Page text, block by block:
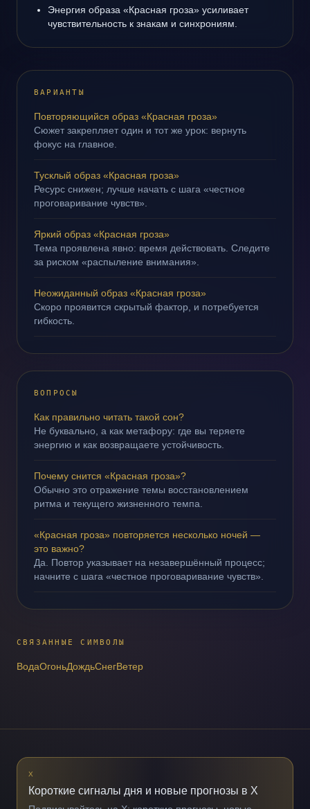
Энергия образа «Красная гроза» усиливает
чувствительность к знакам и синхрониям.
ВАРИАНТЫ
Повторяющийся образ «Красная гроза»
Сюжет закрепляет один и тот же урок: вернуть
фокус на главное.
Тусклый образ «Красная гроза»
Ресурс снижен; лучше начать с шага «честное
проговаривание чувств».
Яркий образ «Красная гроза»
Тема проявлена явно: время действовать. Следите
за риском «распыление внимания».
Неожиданный образ «Красная гроза»
Скоро проявится скрытый фактор, и потребуется
гибкость.
ВОПРОСЫ
Как правильно читать такой сон?
Не буквально, а как метафору: где вы теряете
энергию и как возвращаете устойчивость.
Почему снится «Красная гроза»?
Обычно это отражение темы восстановлением
ритма и текущего жизненного темпа.
«Красная гроза» повторяется несколько ночей —
это важно?
Да. Повтор указывает на незавершённый процесс;
начните с шага «честное проговаривание чувств».
СВЯЗАННЫЕ СИМВОЛЫ
ВодаОгоньДождьСнегВетер
X
Короткие сигналы дня и новые прогнозы в X